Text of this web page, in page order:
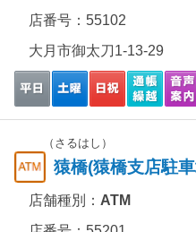
店番号：55102
大月市御太刀1-13-29
（さるはし）
猿橋(猿橋支店駐
店舗種別： ATM